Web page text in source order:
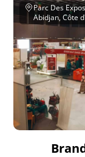
Parc Des
Abidjan, Côte